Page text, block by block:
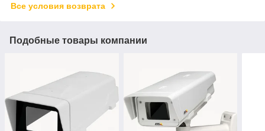
Все условия возврата
Подобные товары компании